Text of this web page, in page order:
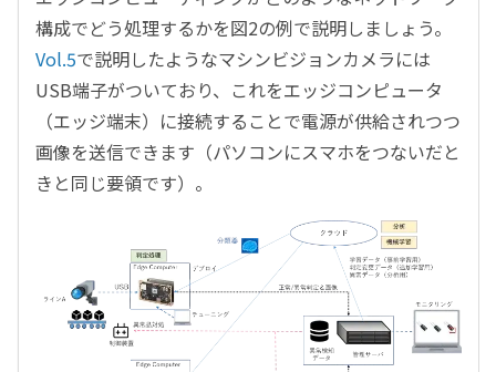
構成でどう処理するかを図2の例で説明しましょう。
Vol.5で説明したようなマシンビジョンカメラには
USB端子がついており、これをエッジコンピュータ
（エッジ端末）に接続することで電源が供給されつつ
画像を送信できます（パソコンにスマホをつないだと
きと同じ要領です）。